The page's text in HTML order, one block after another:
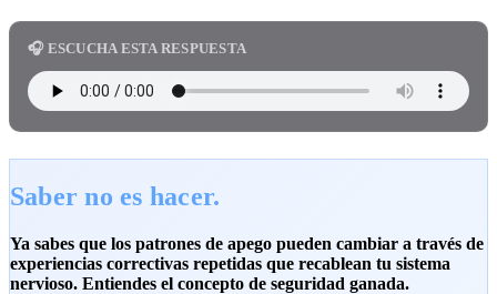
🎧 ESCUCHA ESTA RESPUESTA
Saber no es hacer.
Ya sabes que los patrones de apego pueden cambiar a través de
experiencias correctivas repetidas que recablean tu sistema
nervioso. Entiendes el concepto de seguridad ganada.